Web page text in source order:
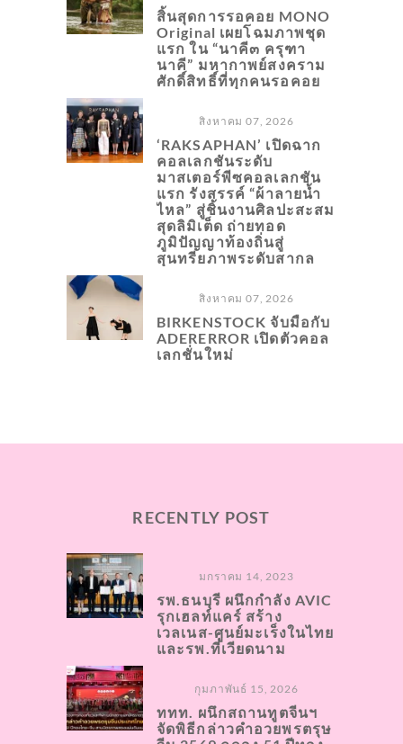
สิ้นสุดการรอคอย MONO
Original เผยโฉมภาพชุด
แรก ใน “นาคี๓ ครุฑา
นาคี” มหากาพย์สงคราม
ศักดิ์สิทธิ์ที่ทุกคนรอคอย
สิงหาคม 07, 2026
‘RAKSAPHAN’ เปิดฉาก
คอลเลกชันระดับ
มาสเตอร์พีซคอลเลกชัน
แรก รังสรรค์ “ผ้าลายน้ำ
ไหล” สู่ชิ้นงานศิลปะสะสม
สุดลิมิเต็ด ถ่ายทอด
ภูมิปัญญาท้องถิ่นสู่
สุนทรียภาพระดับสากล
สิงหาคม 07, 2026
BIRKENSTOCK จับมือกับ
ADERERROR เปิดตัวคอล
เลกชั่นใหม่
RECENTLY POST
มกราคม 14, 2023
รพ.ธนบุรี ผนึกกำลัง AVIC
รุกเฮลท์แคร์ สร้าง
เวลเนส-ศูนย์มะเร็งในไทย
และรพ.ที่เวียดนาม
กุมภาพันธ์ 15, 2026
ททท. ผนึกสถานทูตจีนฯ
จัดพิธีกล่าวคำอวยพรตรุษ